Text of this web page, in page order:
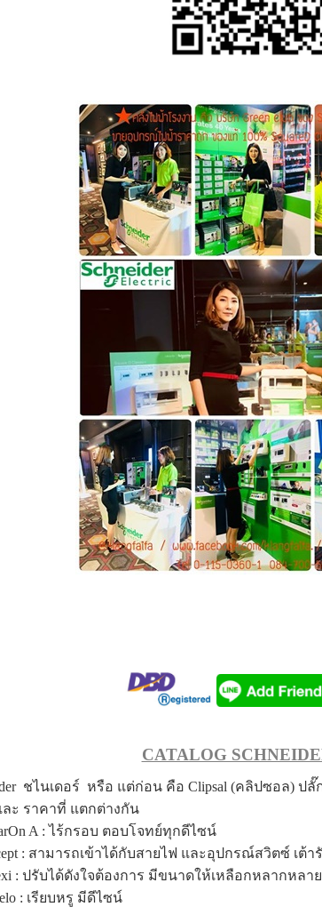
CATALOG
ชไนเดอร์ หรือ แต่ก่อน คือ Clipsal (คลิปซอล) ป
ละ ราคาที่ แตกต่างกัน
A : ไร้กรอบ ตอบโจทย์ทุกดีไซน์
: สามารถเข้าได้กับสายไฟ และอุปกรณ์สวิตซ์ เต้
: ปรับได้ดังใจต้องการ มีขนาดให้เหลือกหลากหลาย
: เรียบหรู มีดีไซน์